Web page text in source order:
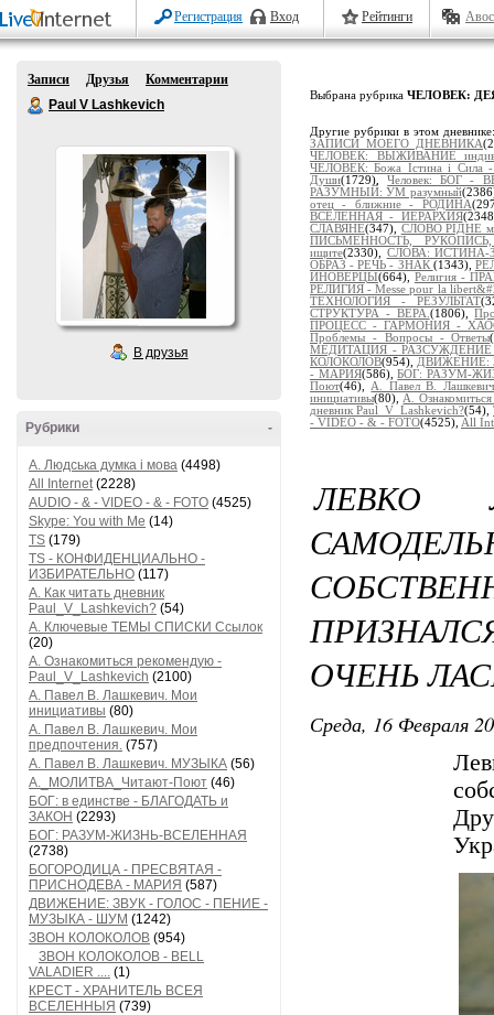
Регистрация Вход Рейтинги
Записи Друзья
Комментарии
Paul V Lashkevich
В друзья
-
Рубрики
A. Людська думка і мова (4498)
All Internet(2228)
AUDIO - & - VIDEO - & - FOTO (4525)
Skype: You with Me (14)
TS (179)
TS - КОНФИДЕНЦИАЛЬНО -
ИЗБИРАТЕЛЬНО (117)
А. Как читать дневник
Paul_V_Lashkevich? (54)
А. Ключевые ТЕМЫ СПИСКИ Ссылок
(20)
А. Ознакомиться рекомендую -
Paul_V_Lashkevich (2100)
А. Павел В. Лашкевич. Мои
инициативы (80)
А. Павел В. Лашкевич. Мои
предпочтения. (757)
А. Павел В. Лашкевич. МУЗЫКА (56)
А._МОЛИТВА_Читают-Поют (46)
БОГ: в единстве - БЛАГОДАТЬ и
ЗАКОН (2293)
БОГ: РАЗУМ-ЖИЗНЬ-ВСЕЛЕННАЯ
(2738)
БОГОРОДИЦА - ПРЕСВЯТАЯ -
ПРИСНОДЕВА - МАРИЯ (587)
ДВИЖЕНИЕ: ЗВУК - ГОЛОС - ПЕНИЕ -
МУЗЫКА - ШУМ (1242)
ЗВОН КОЛОКОЛОВ (954)
ЗВОН КОЛОКОЛОВ - BELL
VALADIER .... (1)
КРЕСТ - ХРАНИТЕЛЬ ВСЕЯ
ВСЕЛЕННЫЯ (739)
Выбрана рубрика ЧЕЛОВЕК:
Другие рубрики в этом
ЗАПИСИ МОЕГО ДНЕВНИКА
ЧЕЛОВЕК: ВЫЖИВАНИЕ
ЧЕЛОВЕК: Божа Істина і
Души(1729),Человек: БОГ -
РАЗУМНЫЙ: УМ разумный
отец - ближние - РОДИНА
ВСЕЛЕННАЯ - ИЕРАРХИЯ
СЛАВЯНЕ(347), СЛОВО РІДНЕ
ПИСЬМЕННОСТЬ,
ищите(2330), СЛОВА:
ОБРАЗ - РЕЧЬ - ЗНАК (1343),
ИНОВЕРЦЫ(664), Религия -
РЕЛИГИЯ - Messe pour la
ТЕХНОЛОГИЯ - РЕЗУЛЬТАТ
СТРУКТУРА - ВЕРА. (1806),
ПРОЦЕСС - ГАРМОНИЯ -
Проблемы - Вопросы - Ответы
МЕДИТАЦИЯ - РАЗСУЖДЕНИЕ -
КОЛОКОЛОВ(954), ДВИЖЕНИЕ:
- МАРИЯ(586),БОГ: РАЗУМ-
Поют(46), А. Павел В.
инициативы(80), А.
дневник Paul_V_Lashkevich?(54),
- VIDEO - & - FOTO(4525), All
ЛЕВКО
ОЧЕНЬ
Среда, 16 Февраля